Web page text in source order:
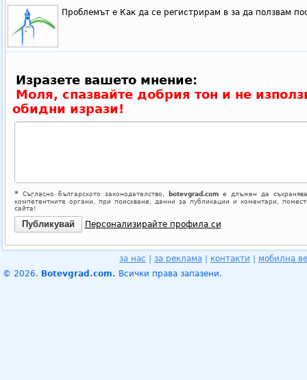
Проблемът е Как да се регистрирам в за да ползвам
Изразете вашето мнение:
Моля, спазвайте добрия тон и не
обидни изрази!
*Съгласно българското законодателство, botevgrad.comе длъжен да
компетентните органи, при поискване, данни за публикации и коментари,
сайта!
Персонализирайте профила си
за нас за реклама контакти
мобилна
© 2026. Botevgrad.com. Всички права запазени.